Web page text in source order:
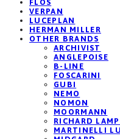
FLOS
VERPAN
LUCEPLAN
HERMAN MILLER
OTHER BRANDS
ARCHIVIST
ANGLEPOISE
B-LINE
FOSCARINI
GUBI
NEMO
NOMON
MOORMANN
RICHARD
MARTINELLI